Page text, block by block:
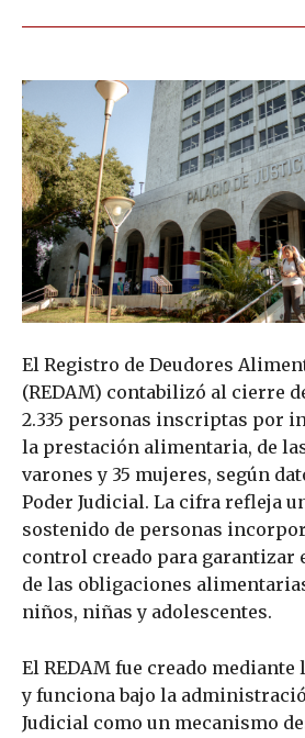
El Registro de Deudores
(REDAM) contabilizó al cierre
2.335 personas inscriptas por
la prestación alimentaria, de
varones y 35 mujeres, según
Poder Judicial. La cifra refleja
sostenido de personas
control creado para garantizar
de las obligaciones
niños, niñas y adolescentes.
El REDAM fue creado mediante
y funciona bajo la
Judicial como un mecanismo